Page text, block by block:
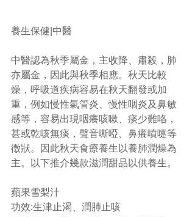
養生保健|中醫
中醫認為秋季屬金，主收降、肅殺，肺
亦屬金，因此與秋季相應。秋天比較
燥，呼吸道疾病容易在秋天翻發或加
重，例如慢性氣管炎、慢性咽炎及鼻敏
感等，容易出現咽癢咳嗽、痰少難咯，
甚或乾咳無痰，聲音嘶啞、鼻癢噴嚏等
徵狀。因此秋天食療養生以養肺潤燥為
主。以下推介幾款滋潤甜品以供養生。
蘋果雪梨汁
功效:生津止渴、潤肺止咳